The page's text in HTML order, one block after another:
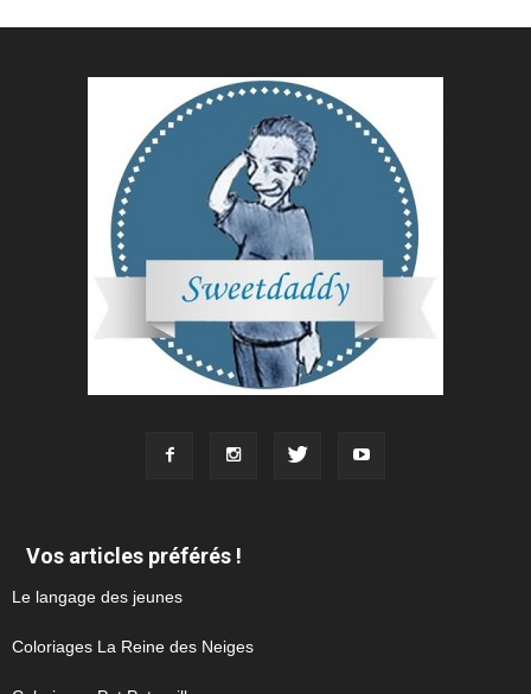
Vos articles préférés !
Le langage des jeunes
Coloriages La Reine des Neiges